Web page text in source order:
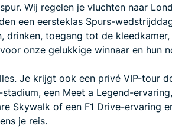
Wij regelen je vluchten naar
een eersteklas Spurs-
drinken, toegang tot de
onze gelukkige winnaar en hun
Je krijgt ook een privé VIP-tour
een Meet a Legend-
Skywalk of een F1 Drive-ervaring
je reis.